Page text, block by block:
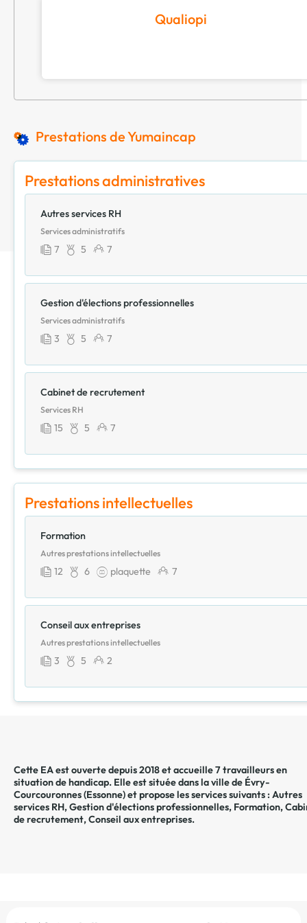
Qualiopi
Prestations de Yumaincap
Prestations administratives
Autres services RH
Services administratifs
7 5 7
Gestion d'élections professionnelles
Services administratifs
3 5 7
Cabinet de recrutement
Services RH
15 5 7
Prestations intellectuelles
Formation
Autres prestations intellectuelles
12 6 plaquette 7
Conseil aux entreprises
Autres prestations intellectuelles
3 5 2
Cette EA est ouverte depuis 2018 et accueille 7 travailleurs en
situation de handicap. Elle est située dans la ville de Évry-
Courcouronnes(Essonne) et propose les services suivants :Autres
services RH,Gestion d'élections professionnelles, Formation,
de recrutement,Conseil aux entreprises.